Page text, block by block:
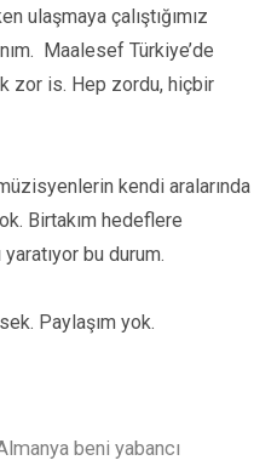
ulaşmaya çalıştığımız
Maalesef Türkiye’de
zor is. Hep zordu, hiçbir
kendi aralarında
Birtakım hedeflere
yaratıyor bu durum.
Paylaşım yok.
beni yabancı